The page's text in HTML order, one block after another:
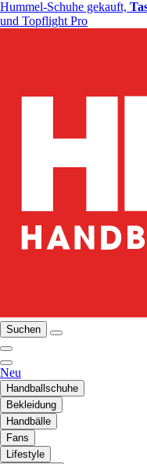
Hummel-Schuhe gekauft,
und Topflight Pro
Suchen
Neu
Handballschuhe
Bekleidung
Handbälle
Fans
Lifestyle